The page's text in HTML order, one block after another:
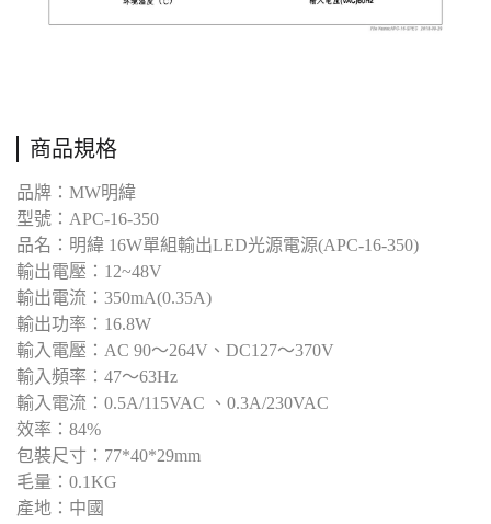
商品規格
品牌：MW明緯
型號：APC-16-350
品名：明緯 16W單組輸出LED光源電源(APC-16-350)
輸出電壓：12~48V
輸出電流：350mA(0.35A)
輸出功率：16.8W
輸入電壓：AC 90～264V、DC127～370V
輸入頻率：47～63Hz
輸入電流：0.5A/115VAC 、0.3A/230VAC
效率：84%
包裝尺寸：77*40*29mm
毛量：0.1KG
產地：中國